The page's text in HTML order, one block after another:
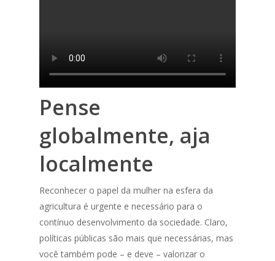
Pense
globalmente, aja
localmente
Reconhecer o papel da mulher na esfera da
agricultura é urgente e necessário para o
contínuo desenvolvimento da sociedade. Claro,
políticas públicas são mais que necessárias, mas
você também pode – e deve – valorizar o